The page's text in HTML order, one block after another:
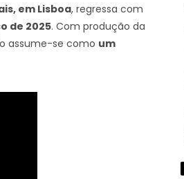
em Lisboa, regressa com
de 2025. Com produção da
assume-se como um